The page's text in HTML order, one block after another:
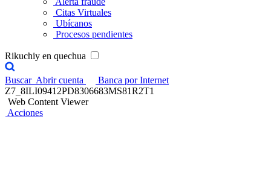
Citas Virtuales
Ubícanos
Procesos pendientes
Rikuchiy en quechua
Buscar Abrir cuenta
Banca por Internet
Z7_8ILI09412PD8306683MS81R2T1
Web Content Viewer
Acciones